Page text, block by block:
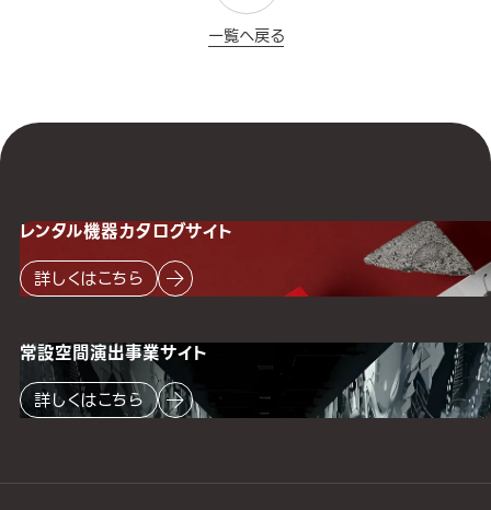
一覧へ戻る
レンタル機器カタログサイト
詳しくはこちら
常設空間演出事業サイト
詳しくはこちら